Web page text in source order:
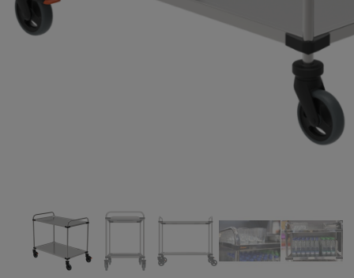
View larger imageView larger imageView larger imageView larger image
View